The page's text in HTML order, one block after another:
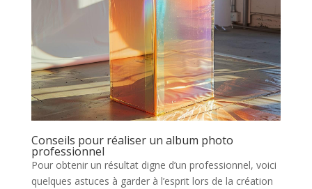
Conseils pour réaliser un album photo
professionnel
Pour obtenir un résultat digne d’un professionnel, voici
quelques astuces à garder à l’esprit lors de la création